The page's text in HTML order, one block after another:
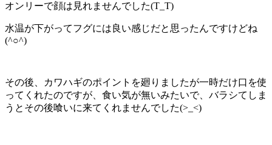
オンリーで顔は見れませんでした(T_T)
水温が下がってフグには良い感じだと思ったんですけどね
(^○^)
その後、カワハギのポイントを廻りましたが一時だけ口を使
ってくれたのですが、食い気が無いみたいで、バラシてしま
うとその後喰いに来てくれませんでした(>_<)